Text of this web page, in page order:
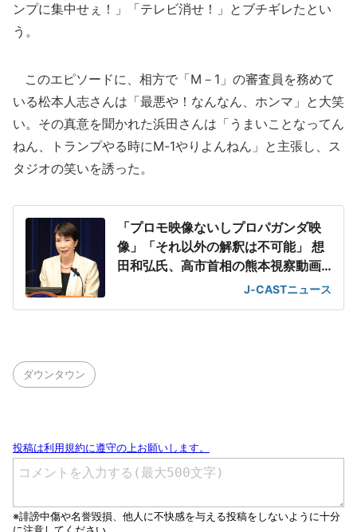
ンプに集中せぇ！」「テレビ消せ！」とブチギレたとい
う。
このエピソードに、相方で「M－1」の審査員を務めて
いる松本人志さんは「最悪や！なんなん、ホンマ」と大笑
い。その真意を聞かれた浜田さんは「うまいことなってん
ねん、トランプやる時にM-1やりよんねん」と主張し、ス
タジオの笑いを誘った。
「プロモ映像ないしプロパガンダ映
像」「それ以外の解釈は不可能」 想
田和弘氏、高市首相の熊本視察動画
J-CASTニュース
ダウンタウン